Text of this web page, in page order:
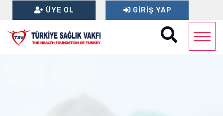
ÜYE OL GIRIŞ YAP